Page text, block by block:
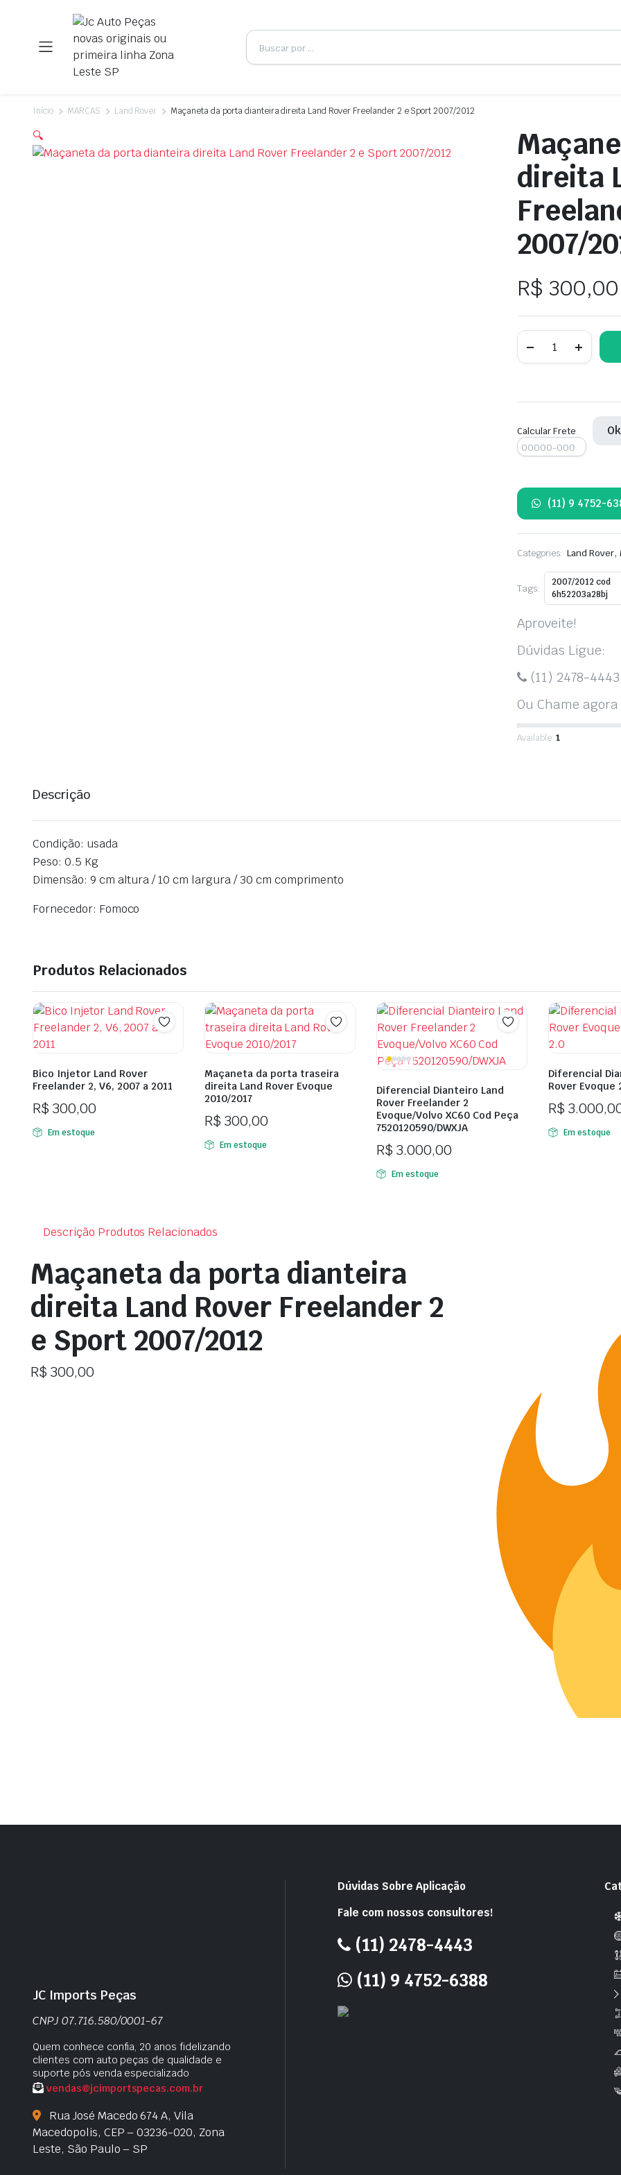
Início MARCAS Land Rover Maçaneta da porta dianteira direita Land Rover Freelander 2 e Sport 2007/2012
🔍
direita
2007/
R$ 300,00
2
e
Sport
Calcular Frete Ok
(11) 9 4752-
Categories: Land Rover,
Tags:
2007/2012 cod
6h52203a28bj
Aproveite!
Dúvidas Ligue:
(11) 2478-4443
Ou Chame
Available: 1
Descrição
Condição: usada
Peso: 0.5 Kg
Dimensão: 9 cm altura / 10 cm largura / 30 cm comprimento
Fornecedor: Fomoco
Produtos Relacionados
Bico Injetor Land Rover
Freelander 2, V6, 2007 a 2011
R$ 300,00
Em estoque
Maçaneta da porta traseira
direita Land Rover Evoque
2010/2017
R$ 300,00
Em estoque
Diferencial Dianteiro Land
Rover Freelander 2
Evoque/Volvo XC60 Cod Peça
7520120590/DWXJA
R$ 3.000,00
Em estoque
Diferencial
Rover Evoque
R$
Em estoque
Descrição Produtos Relacionados
Maçaneta da porta dianteira
direita Land Rover Freelander 2
e Sport 2007/2012
R$ 300,00
JC Imports Peças
CNPJ 07.716.580/0001-67
Quem conhece confia, 20 anos fidelizando
clientes com auto peças de qualidade e
suporte pós venda especializado
vendas@jcimportspecas.com.br
Rua José Macedo 674 A, Vila
Macedopolis, CEP – 03236-020, Zona
Leste, São Paulo – SP
Dúvidas Sobre Aplicação
Fale com nossos consultores!
(11) 2478-4443
(11) 9 4752-6388